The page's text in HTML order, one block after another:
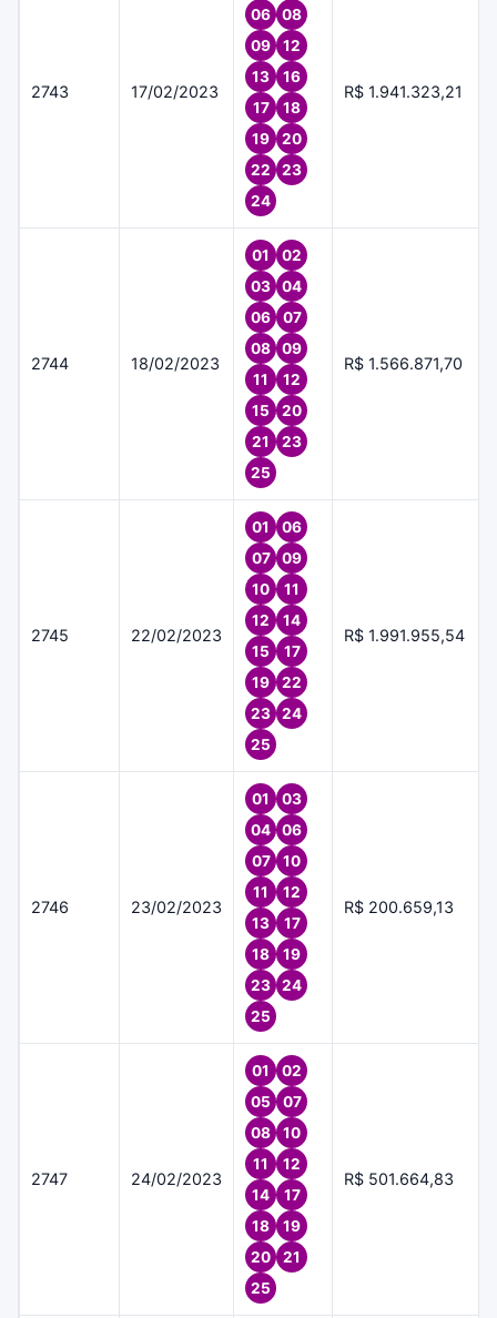
2743 17/02/2023
06
08
09
12
13
16
17
18
19
20
22
23
24
R$ 1.941.323,21
2744 18/02/2023
01
02
03
04
06
07
08
09
11
12
15
20
21
23
25
R$ 1.566.871,70
2745 22/02/2023
01
06
07
09
10
11
12
14
15
17
19
22
23
24
25
R$ 1.991.955,54
2746 23/02/2023
01
03
04
06
07
10
11
12
13
17
18
19
23
24
25
R$ 200.659,13
2747 24/02/2023
01
02
05
07
08
10
11
12
14
17
18
19
20
21
25
R$ 501.664,83